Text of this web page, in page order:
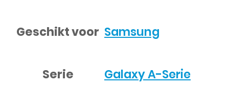
Geschikt voor Samsung
Serie Galaxy A-Serie